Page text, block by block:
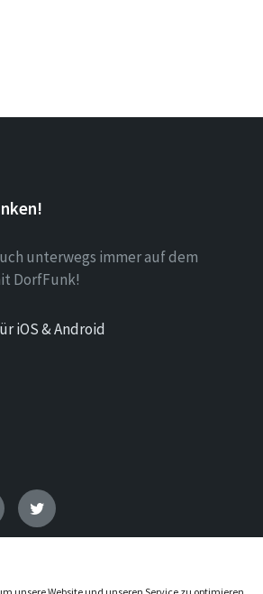
unterwegs immer auf dem
DorfFunk!
iOS & Android
Twitter